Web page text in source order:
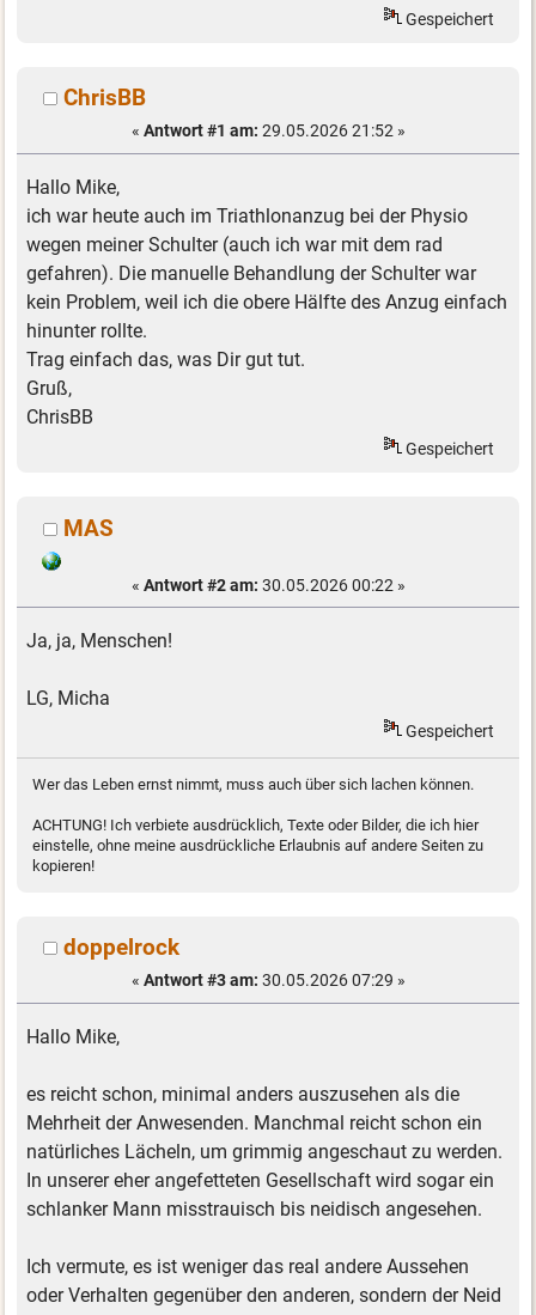
Gespeichert
ChrisBB
« Antwort #1 am: 29.05.2026 21:52 »
Hallo Mike,
ich war heute auch im Triathlonanzug bei der Physio
wegen meiner Schulter (auch ich war mit dem rad
gefahren). Die manuelle Behandlung der Schulter war
kein Problem, weil ich die obere Hälfte des Anzug einfach
hinunter rollte.
Trag einfach das, was Dir gut tut.
Gruß,
ChrisBB
Gespeichert
MAS
« Antwort #2 am: 30.05.2026 00:22 »
Ja, ja, Menschen!
LG, Micha
Gespeichert
Wer das Leben ernst nimmt, muss auch über sich lachen können.
ACHTUNG! Ich verbiete ausdrücklich, Texte oder Bilder, die ich hier
einstelle, ohne meine ausdrückliche Erlaubnis auf andere Seiten zu
kopieren!
doppelrock
« Antwort #3 am: 30.05.2026 07:29 »
Hallo Mike,
es reicht schon, minimal anders auszusehen als die
Mehrheit der Anwesenden. Manchmal reicht schon ein
natürliches Lächeln, um grimmig angeschaut zu werden.
In unserer eher angefetteten Gesellschaft wird sogar ein
schlanker Mann misstrauisch bis neidisch angesehen.
Ich vermute, es ist weniger das real andere Aussehen
oder Verhalten gegenüber den anderen, sondern der Neid